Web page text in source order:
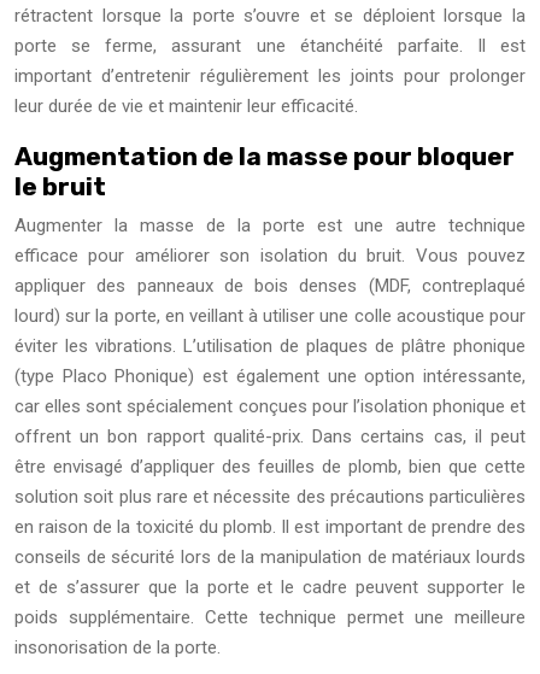
rétractent lorsque la porte s’ouvre et se déploient lorsque la
porte se ferme, assurant une étanchéité parfaite. Il est
important d’entretenir régulièrement les joints pour prolonger
leur durée de vie et maintenir leur efficacité.
Augmentation de la masse pour bloquer
le bruit
Augmenter la masse de la porte est une autre technique
efficace pour améliorer son isolation du bruit. Vous pouvez
appliquer des panneaux de bois denses (MDF, contreplaqué
lourd) sur la porte, en veillant à utiliser une colle acoustique pour
éviter les vibrations. L’utilisation de plaques de plâtre phonique
(type Placo Phonique) est également une option intéressante,
car elles sont spécialement conçues pour l’isolation phonique et
offrent un bon rapport qualité-prix. Dans certains cas, il peut
être envisagé d’appliquer des feuilles de plomb, bien que cette
solution soit plus rare et nécessite des précautions particulières
en raison de la toxicité du plomb. Il est important de prendre des
conseils de sécurité lors de la manipulation de matériaux lourds
et de s’assurer que la porte et le cadre peuvent supporter le
poids supplémentaire. Cette technique permet une meilleure
insonorisation de la porte.